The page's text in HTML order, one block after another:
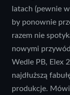
latach (pewnie
by ponownie
razem nie
nowymi
Wedle PB, Elex
najdłuższą
produkcje.